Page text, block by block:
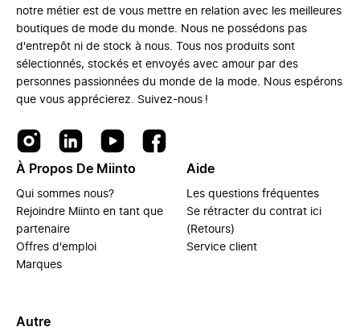
notre métier est de vous mettre en relation avec les meilleures
boutiques de mode du monde. Nous ne possédons pas
d'entrepôt ni de stock à nous. Tous nos produits sont
sélectionnés, stockés et envoyés avec amour par des
personnes passionnées du monde de la mode. Nous espérons
que vous apprécierez. Suivez-nous !
À Propos De Miinto
Qui sommes nous?
Rejoindre Miinto en tant que
partenaire
Offres d'emploi
Marques
Aide
Les questions fréquentes
Se rétracter du contrat ici
(Retours)
Service client
Autre